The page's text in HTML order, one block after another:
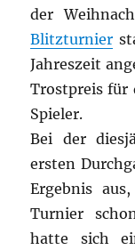
der
Blitzturnier
Jahreszeit
Trostpreisfür
Spieler.
Bei der
ersten
Ergebnis
Turnier
hatte sich